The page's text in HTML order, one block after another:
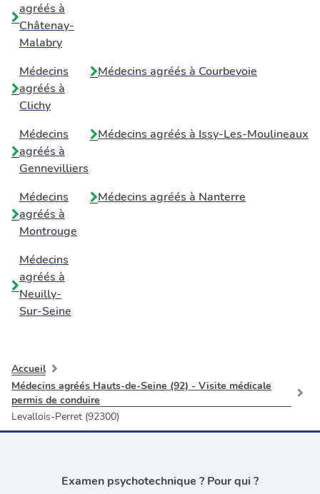
agréés à
Châtenay-
Malabry
Médecins
agréés à
Clichy
Médecins agréés à Courbevoie
Médecins
agréés à
Gennevilliers
Médecins agréés à Issy-Les-Moulineaux
Médecins
agréés à
Montrouge
Médecins agréés à Nanterre
Médecins
agréés à
Neuilly-
Sur-Seine
Accueil
Médecins agréés Hauts-de-Seine (92) - Visite médicale
permis de conduire
Levallois-Perret (92300)
Examen psychotechnique ? Pour qui ?